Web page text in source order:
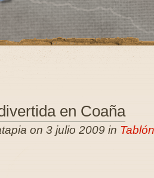
en Coaña
on 3 julio 2009 in